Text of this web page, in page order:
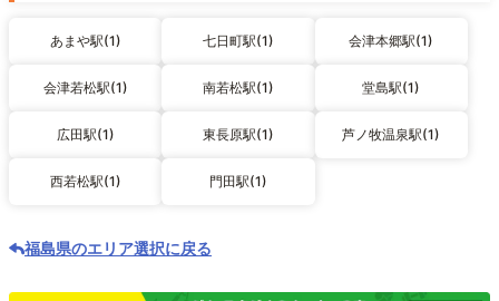
あまや駅(1) 七日町駅(1) 会津本郷駅(1)
会津若松駅(1) 南若松駅(1) 堂島駅(1)
広田駅(1) 東長原駅(1) 芦ノ牧温泉駅(1)
西若松駅(1) 門田駅(1)
福島県のエリア選択に戻る